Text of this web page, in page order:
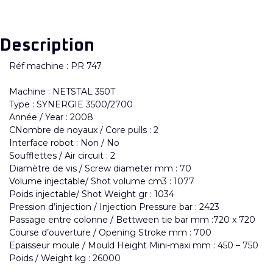
Description
Réf machine : PR 747
Machine : NETSTAL 350T
Type : SYNERGIE 3500/2700
Année / Year : 2008
CNombre de noyaux / Core pulls : 2
Interface robot : Non / No
Soufflettes / Air circuit : 2
Diamètre de vis / Screw diameter mm : 70
Volume injectable/ Shot volume cm3 : 1077
Poids injectable/ Shot Weight gr : 1034
Pression d’injection / Injection Pressure bar : 2423
Passage entre colonne / Bettween tie bar mm :720 x 720
Course d’ouverture / Opening Stroke mm : 700
Epaisseur moule / Mould Height Mini-maxi mm : 450 – 750
Poids / Weight kg : 26000